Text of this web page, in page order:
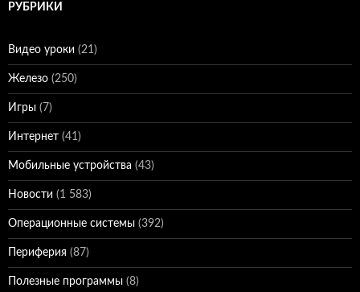
РУБРИКИ
Видео уроки (21)
Железо (250)
Игры (7)
Интернет (41)
Мобильные устройства (43)
Новости (1 583)
Операционные системы (392)
Периферия (87)
Полезные программы (8)